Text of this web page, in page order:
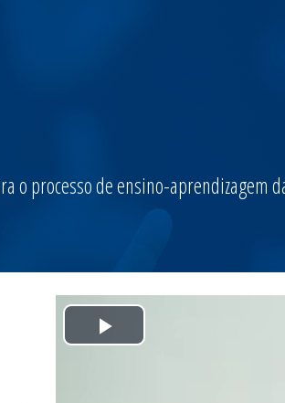
o processo de ensino-aprendizagem
Play